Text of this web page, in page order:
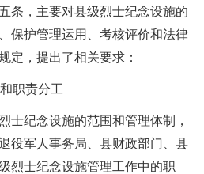
，主要对县级烈士纪念设施的
保护管理运用、考核评价和法律
定，提出了相关要求：
职责分工
纪念设施的范围和管理体制，
役军人事务局、县财政部门、县
烈士纪念设施管理工作中的职